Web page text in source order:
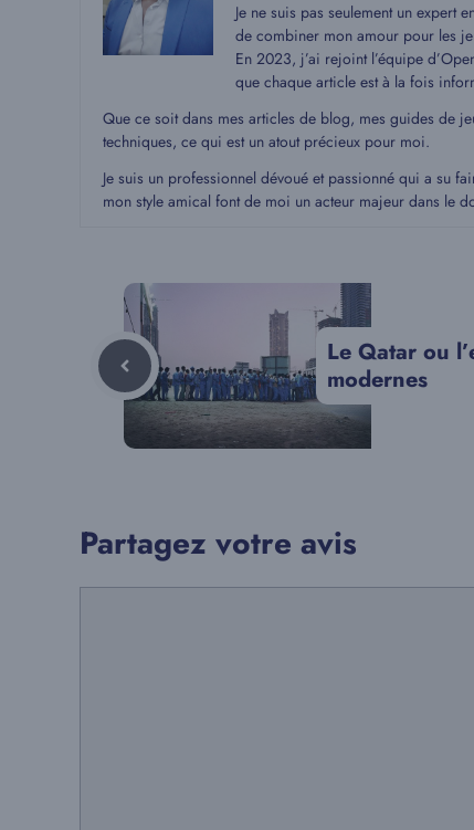
Je ne suis pas seulement un expert
de combiner mon amour pour les
En 2023, j’ai rejoint l’équipe
que chaque article est à la fois
Que ce soit dans mes articles de blog, mes guides de
techniques, ce qui est un atout précieux pour moi.
Je suis un professionnel dévoué et passionné qui a su
mon style amical font de moi un acteur majeur dans le
Le Qatar ou
modernes
Partagez votre avis